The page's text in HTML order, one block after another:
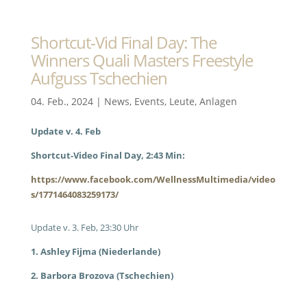
Shortcut-Vid Final Day: The
Winners Quali Masters Freestyle
Aufguss Tschechien
04. Feb., 2024| News, Events, Leute, Anlagen
Update v. 4. Feb
Shortcut-Video Final Day, 2:43 Min:
https://www.facebook.com/WellnessMultimedia/video
s/1771464083259173/
Update v. 3. Feb, 23:30 Uhr
1. Ashley Fijma (Niederlande)
2. Barbora Brozova (Tschechien)